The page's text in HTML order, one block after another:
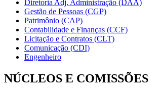
Diretoria Adj. Administração (DAA)
Gestão de Pessoas (CGP)
Patrimônio (CAP)
Contabilidade e Finanças (CCF)
Licitação e Contratos (CLT)
Comunicação (CDI)
Engenheiro
NÚCLEOS E COMISSÕES